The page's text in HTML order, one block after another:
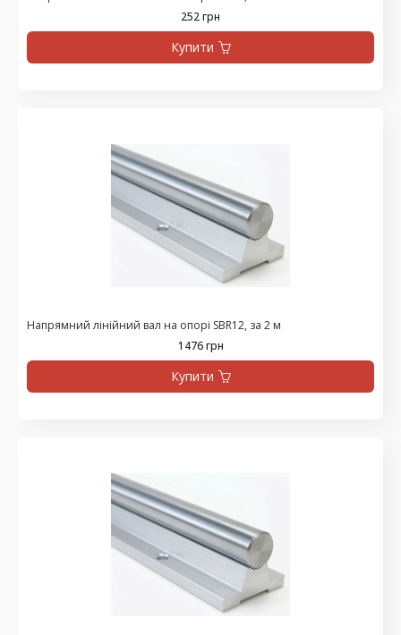
252 грн
Купити
Напрямний лінійний вал на опорі SBR12, за 2 м
1476 грн
Купити